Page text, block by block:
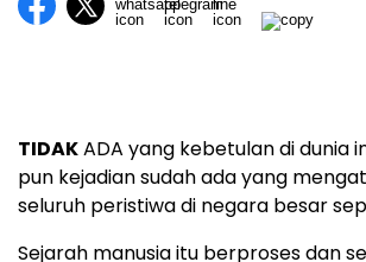
TIDAKADA yang kebetulan di dunia
pun kejadian sudah ada yang
seluruh peristiwa di negara besar
Sejarah manusia itu berproses dan